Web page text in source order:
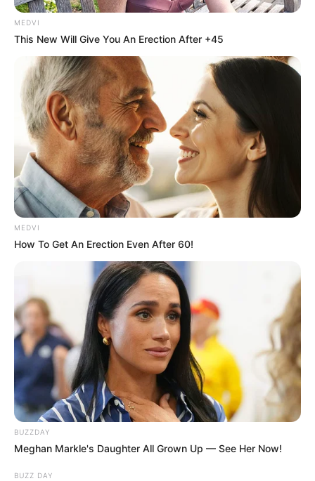
MEDVI
This New Will Give You An Erection After +45
MEDVI
How To Get An Erection Even After 60!
BUZZDAY
Meghan Markle's Daughter All Grown Up — See Her Now!
BUZZ DAY